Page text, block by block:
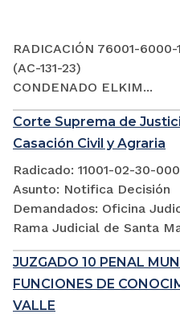
RADICACIÓN 76001-
(AC-131-23)
CONDENADO ELKIM...
Corte Suprema de
Casación Civil y Agraria
Radicado: 11001-02-30-
Asunto: Notifica Decisión
Demandados: Oficina
Rama Judicial de Santa
JUZGADO 10 PENAL
FUNCIONES DE
VALLE